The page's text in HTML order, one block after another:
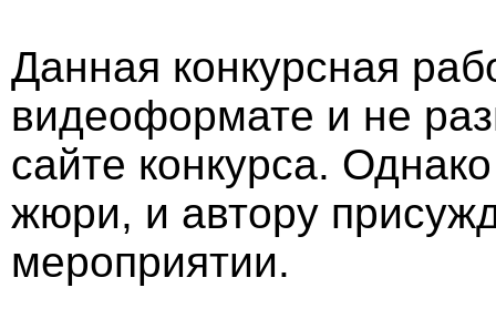
Данная конкурсная
видеоформате и не
сайте конкурса.
жюри, и автору
мероприятии.